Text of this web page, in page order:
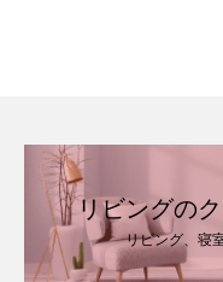
リビングの
リビング、寝